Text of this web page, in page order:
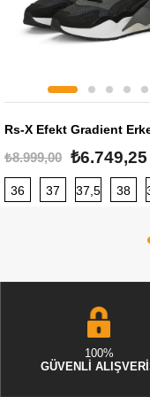
₺8.999,00 ₺6.749,25
36 37 37,5 38
100%
GÜVENLİ